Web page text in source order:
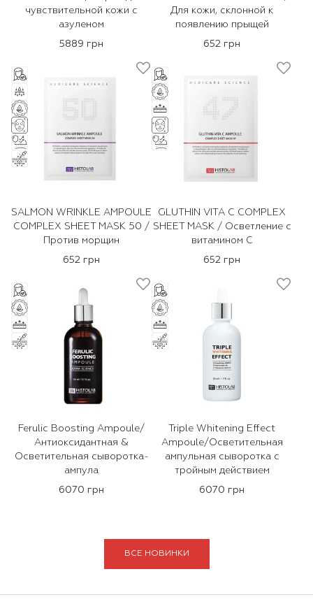
чувствительной кожи с
азуленом
5889 грн
Для кожи, склонной к
появлению прыщей
652 грн
SALMON WRINKLE AMPOULE
COMPLEX SHEET MASK 50 /
Против морщин
652 грн
GLUTHIN VITA C COMPLEX
SHEET MASK / Осветление с
витамином С
652 грн
Ferulic Boosting Ampoule/
Антиоксидантная &
Осветительная сыворотка-
ампула
6070 грн
Triple Whitening Effect
Ampoule/Осветительная
ампульная сыворотка с
тройным действием
6070 грн
ВСE НОВИНКИ